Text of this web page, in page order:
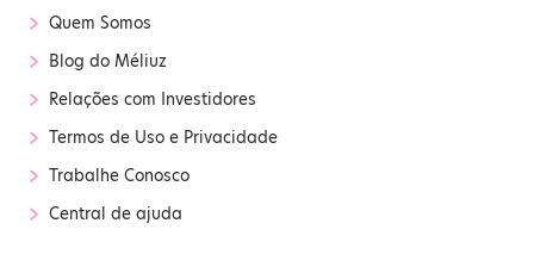
› Quem Somos
› Blog do Méliuz
› Relações com Investidores
› Termos de Uso e Privacidade
› Trabalhe Conosco
› Central de ajuda